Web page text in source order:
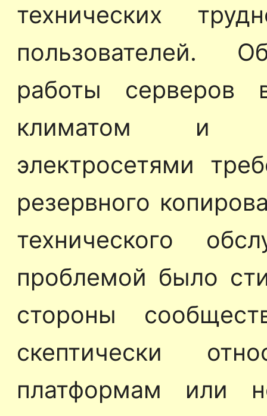
технических
пользователей.
работы
климатом и
электросетями
резервного
технического
проблемой было
стороны
скептически
платформам или